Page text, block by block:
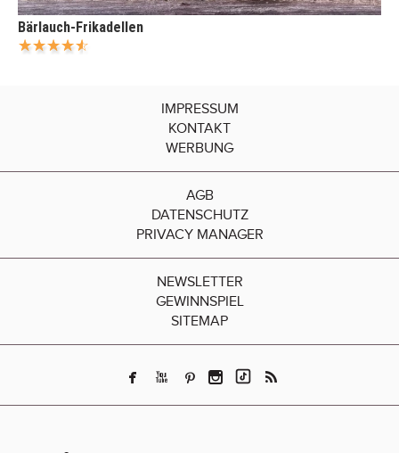
Bärlauch-Frikadellen
IMPRESSUM
KONTAKT
WERBUNG
AGB
DATENSCHUTZ
PRIVACY MANAGER
NEWSLETTER
GEWINNSPIEL
SITEMAP